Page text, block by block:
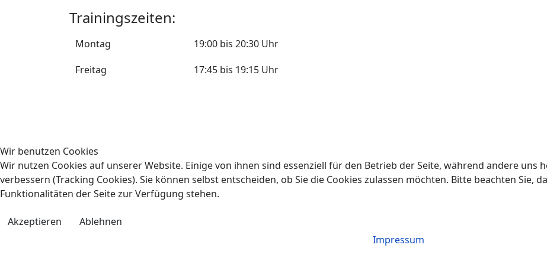
Trainingszeiten:
Montag
19:00 bis 20:30 Uhr
Freitag
17:45 bis 19:15 Uhr
Wir benutzen Cookies
Wir nutzen Cookies auf unserer Website. Einige von ihnen sind essenziell für den Betrieb der Seite, während andere uns
verbessern (Tracking Cookies). Sie können selbst entscheiden, ob Sie die Cookies zulassen möchten. Bitte beachten Sie,
Funktionalitäten der Seite zur Verfügung stehen.
Akzeptieren
Ablehnen
Impressum